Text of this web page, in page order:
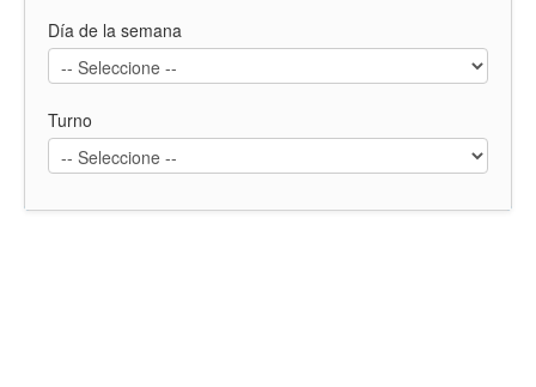
Día de la semana
Turno